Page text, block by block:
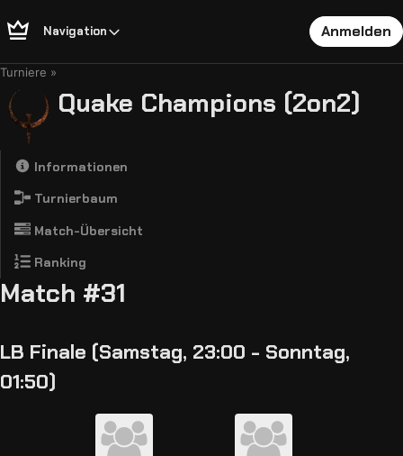
Navigation Anmelden
Turniere
Quake Champions (2on2)
Informationen
Turnierbaum
Match-Übersicht
Ranking
Match #31
LB Finale (Samstag, 23:00 - Sonntag,
01:50)